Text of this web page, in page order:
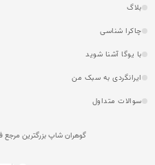
بلاگ
چاکرا شناسی
با یوگا آشنا شوید
ایرانگردی به سبک من
سوالات متداول
گوهران شاپ بزرگترین